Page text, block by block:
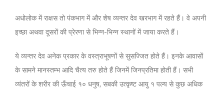
अधोलोक में राक्षस तो पंकभाग में और शेष व्यन्तर देव खरभाग में रहते हैं। वे अपनी
इच्छा अथवा दूसरों की प्रेरणा से भिन्न-भिन्न स्थानों में जाया करते हैं।
ये व्यन्तर देव अनेक प्रकार के वस्त्राभूषणों से सुसज्जित होते हैं। इनके आवासों
के सामने मानस्तम्भ आदि चैत्य तरु होते हैं जिनमें जिनप्रतिमा होती हैं। सभी
व्यंतरों के शरीर की ऊँचाई १० धनुष, सबकी उत्कृष्ट आयु १ पल्य से कुछ अधिक